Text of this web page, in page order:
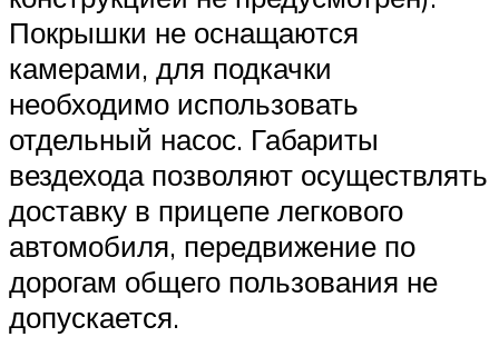
Покрышки не оснащаются
камерами, для подкачки
необходимо использовать
отдельный насос. Габариты
вездехода позволяют осуществлять
доставку в прицепе легкового
автомобиля, передвижение по
дорогам общего пользования не
допускается.